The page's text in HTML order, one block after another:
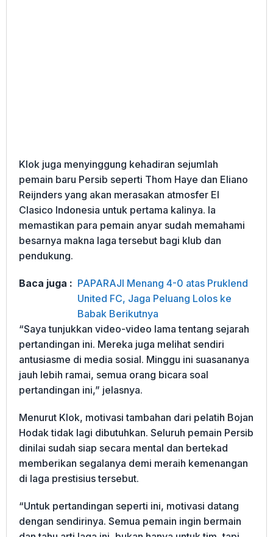
Klok juga menyinggung kehadiran sejumlah
pemain baru Persib seperti Thom Haye dan Eliano
Reijnders yang akan merasakan atmosfer El
Clasico Indonesia untuk pertama kalinya. Ia
memastikan para pemain anyar sudah memahami
besarnya makna laga tersebut bagi klub dan
pendukung.
Baca juga : PAPARAJI Menang 4-0 atas Pruklend
United FC, Jaga Peluang Lolos ke
Babak Berikutnya
“Saya tunjukkan video-video lama tentang sejarah
pertandingan ini. Mereka juga melihat sendiri
antusiasme di media sosial. Minggu ini suasananya
jauh lebih ramai, semua orang bicara soal
pertandingan ini,” jelasnya.
Menurut Klok, motivasi tambahan dari pelatih Bojan
Hodak tidak lagi dibutuhkan. Seluruh pemain Persib
dinilai sudah siap secara mental dan bertekad
memberikan segalanya demi meraih kemenangan
di laga prestisius tersebut.
“Untuk pertandingan seperti ini, motivasi datang
dengan sendirinya. Semua pemain ingin bermain